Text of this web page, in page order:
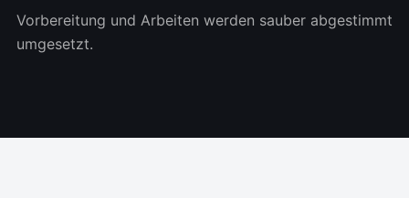
Vorbereitung und Arbeiten werden sauber abgestimmt
umgesetzt.